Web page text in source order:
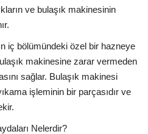
ve bulaşık makinesinin
iç bölümündeki özel bir hazneye
makinesine zarar vermeden
sağlar. Bulaşık makinesi
işleminin bir parçasıdır ve
Nelerdir?